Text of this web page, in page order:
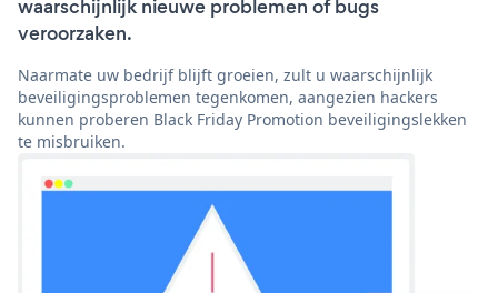
waarschijnlijk nieuwe problemen of bugs
veroorzaken.
Naarmate uw bedrijf blijft groeien, zult u waarschijnlijk
beveiligingsproblemen tegenkomen, aangezien hackers
kunnen proberen Black Friday Promotion beveiligingslekken
te misbruiken.